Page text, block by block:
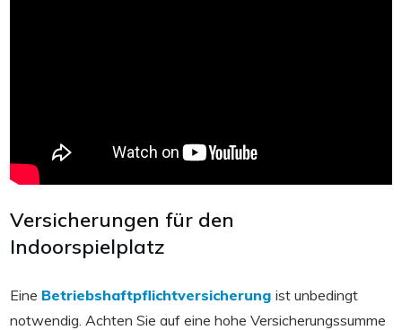
Versicherungen für den
Indoorspielplatz
Eine Betriebshaftpflichtversicherung ist unbedingt
notwendig. Achten Sie auf eine hohe Versicherungssumme